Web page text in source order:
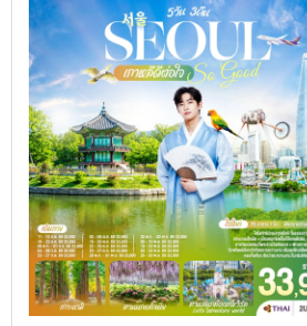
ทัวร์ตุรเคีย
ทัวร์สวิตเซอร์แลนด์
ทัวร์พม่า
ทัวร์ลาว
ทัวร์มัลดีฟส์
ทัวร์เวียดนาม